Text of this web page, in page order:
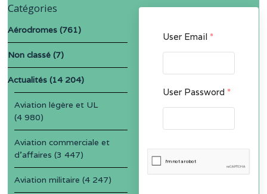
User Email *
User Password *
Catégories
Aérodromes (761)
Non classé (7)
Actualités (14 204)
Aviation légère et UL
(4 980)
Aviation commerciale et
d'affaires (3 447)
Aviation militaire (4 247)